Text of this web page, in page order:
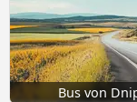
Bus von